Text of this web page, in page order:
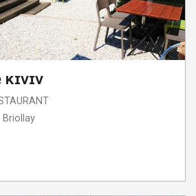
KIVIV
Briollay